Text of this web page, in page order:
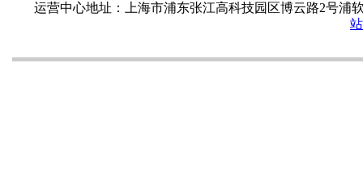
运营中心地址：上海市浦东张江高科技园区博云路2号浦